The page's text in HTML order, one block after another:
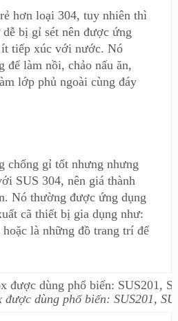
hơn loại 304, tuy nhiên thì
bị gỉ sét nên được ứng
tiếp xúc với nước. Nó
để làm nồi, chảo nấu ăn,
lớp phủ ngoài cùng đáy
chống gỉ tốt nhưng nhưng
SUS 304, nên giá thành
Nó thường được ứng dụng
cã thiết bị gia dụng như:
là những đồ trang trí để
được dùng phổ biến: SUS201,